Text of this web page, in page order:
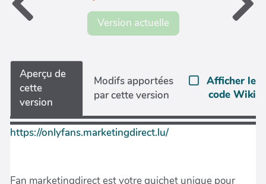
Version actuelle
Aperçu de
cette
version
Modifs apportées
par cette version
Afficher le
code Wiki